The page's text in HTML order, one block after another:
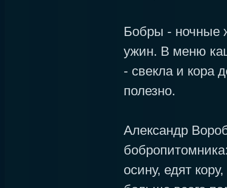
Бобры - ночные
ужин. В меню
- свекла и кора
полезно.
Александр
осину, едят